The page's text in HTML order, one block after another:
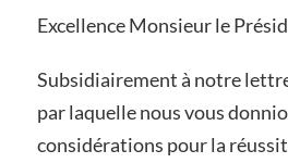
Excellence Monsieur le
Subsidiairement à notre
par laquelle nous vous
considérations pour la